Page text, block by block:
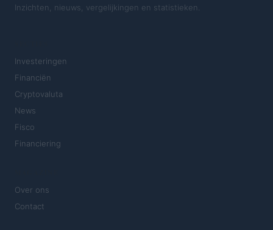
Inzichten, nieuws, vergelijkingen en statistieken.
Investeringen
Financiën
Cryptovaluta
News
Fisco
Financiering
Over ons
Contact